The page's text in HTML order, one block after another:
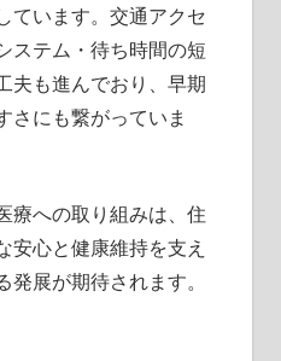
ています。交通アクセ
ステム・待ち時間の短
夫も進んでおり、早期
さにも繋がっていま
療への取り組みは、住
安心と健康維持を支え
展が期待されます。